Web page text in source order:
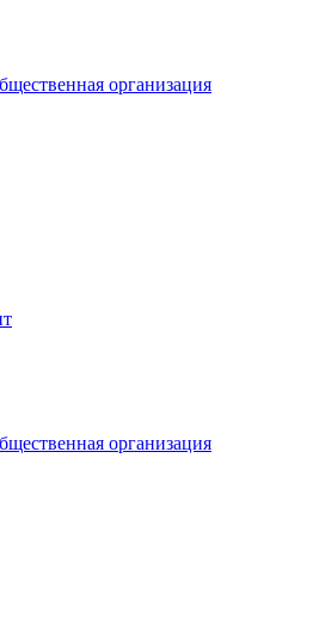
организация
организация